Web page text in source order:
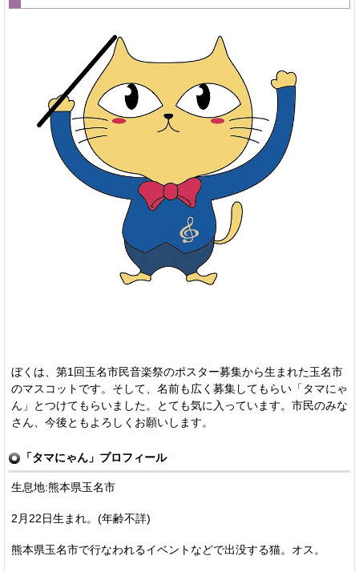
ぼくは、第1回玉名市民音楽祭のポスター募集から生まれた玉名市
のマスコットです。そして、名前も広く募集してもらい「タマにゃ
ん」とつけてもらいました。とても気に入っています。市民のみな
さん、今後ともよろしくお願いします。
「タマにゃん」プロフィール
生息地:熊本県玉名市
2月22日生まれ。(年齢不詳)
熊本県玉名市で行なわれるイベントなどで出没する猫。オス。